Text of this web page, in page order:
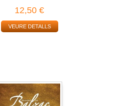
12,50 €
VEURE DETALLS